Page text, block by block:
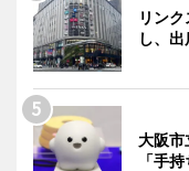
リン
し、
大阪
「手